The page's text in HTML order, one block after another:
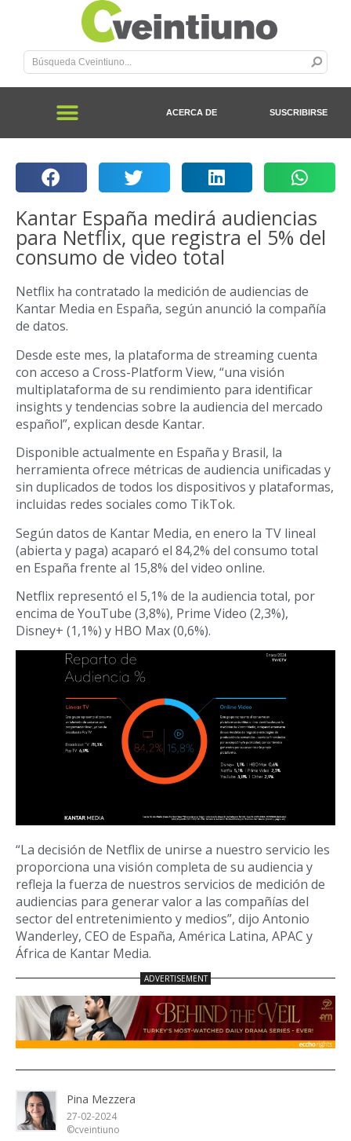
ACERCA DE SUSCRIBIRSE
Kantar España medirá audiencias
para Netflix, que registra el 5% del
consumo de video total
Netflix ha contratado la medición de audiencias de
Kantar Media en España, según anunció la compañía
de datos.
Desde este mes, la plataforma de streaming cuenta
con acceso a Cross-Platform View, “una visión
multiplataforma de su rendimiento para identificar
insights y tendencias sobre la audiencia del mercado
español”, explican desde Kantar.
Disponible actualmente en España y Brasil, la
herramienta ofrece métricas de audiencia unificadas y
sin duplicados de todos los dispositivos y plataformas,
incluidas redes sociales como TikTok.
Según datos de Kantar Media, en enero la TV lineal
(abierta y paga) acaparó el 84,2% del consumo total
en España frente al 15,8% del video online.
Netflix representó el 5,1% de la audiencia total, por
encima de YouTube (3,8%), Prime Video (2,3%),
Disney+ (1,1%) y HBO Max (0,6%).
“La decisión de Netflix de unirse a nuestro servicio les
proporciona una visión completa de su audiencia y
refleja la fuerza de nuestros servicios de medición de
audiencias para generar valor a las compañías del
sector del entretenimiento y medios”, dijo Antonio
Wanderley, CEO de España, América Latina, APAC y
África de Kantar Media.
Pina Mezzera
27-02-2024
©cveintiuno